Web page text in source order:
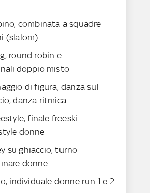
combinata a squadre
(slalom)
round robin e
doppio misto
di figura, danza sul
danza ritmica
finale freeski
donne
su ghiaccio, turno
donne
individuale donne run 1 e 2